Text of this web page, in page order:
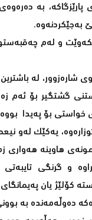
پارێزگاکە، بە
بەجێکردنەوە.
و لەم
شارەزوور، لە
گشتگیر بۆ ئەم
خواستی بۆ پەیدا
یەکێک لەو
هاوینە هەواری
و گرنگی
کۆلێژ یان
دەوڵەمەندە بە